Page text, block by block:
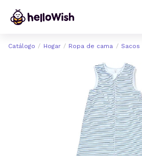
Catálogo Hogar Ropa de cama